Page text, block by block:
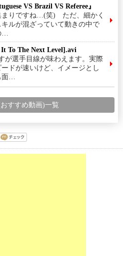
VS Brazil VS Referee』
まりですね…(笑) ただ、細かく
ルが混ざっていて動きの中で
…
To The Next Level].avi
が選手目線が味わえます。実際
ドが速いけど、イメージとし
面…
すすめ動画)一覧